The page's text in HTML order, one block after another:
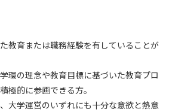
教育または職務経験を有していることが
環の理念や教育目標に基づいた教育プロ
極的に参画できる方。
大学運営のいずれにも十分な意欲と熱意